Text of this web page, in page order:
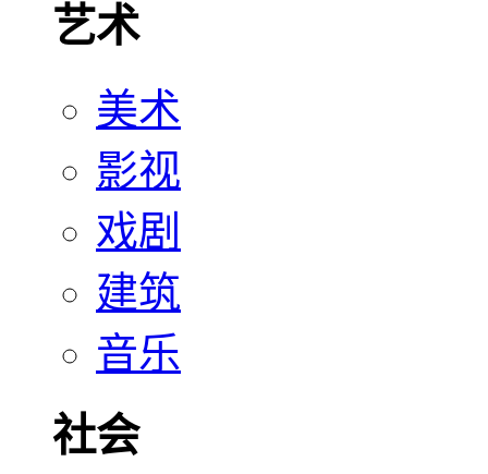
艺术
美术
影视
戏剧
建筑
音乐
社会